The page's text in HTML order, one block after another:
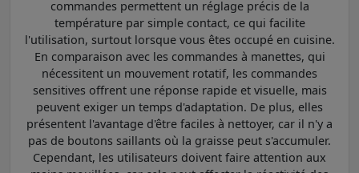
commandes permettent un réglage précis de la
température par simple contact, ce qui facilite
l'utilisation, surtout lorsque vous êtes occupé en cuisine.
En comparaison avec les commandes à manettes, qui
nécessitent un mouvement rotatif, les commandes
sensitives offrent une réponse rapide et visuelle, mais
peuvent exiger un temps d'adaptation. De plus, elles
présentent l'avantage d'être faciles à nettoyer, car il n'y a
pas de boutons saillants où la graisse peut s'accumuler.
Cependant, les utilisateurs doivent faire attention aux